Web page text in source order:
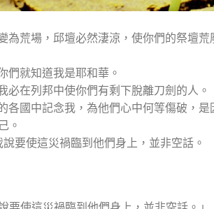
為荒場，邱壇必然淒涼，使你們的祭壇
們就知道我是耶和華。
必在列邦中使你們有剩下脫離刀劍的人。
各國中記念我，為他們心中何等傷破，
。
要使這災禍臨到他們身上，並非空話。
要使這災禍臨到他們身上，並非空話。」